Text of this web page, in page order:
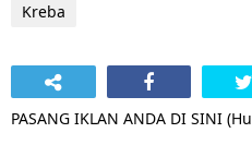
Kreba
PASANG IKLAN ANDA DI SINI